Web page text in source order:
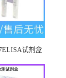
试剂盒